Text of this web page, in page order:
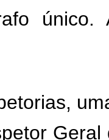
A
uma
Geral